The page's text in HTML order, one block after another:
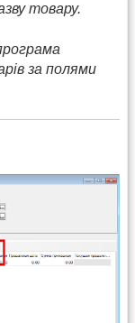
товару.
за полями